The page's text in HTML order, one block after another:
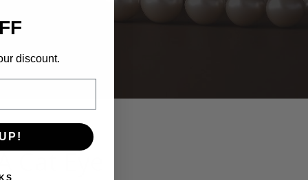
Cat Eye
discount.